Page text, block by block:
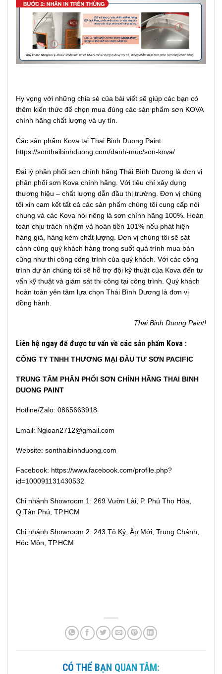
Hy vọng với những chia sẻ của bài viết sẽ giúp các bạn có
thêm kiến thức để chọn mua đúng các sản phẩm sơn KOVA
chính hãng chất lượng và uy tín.
Các sản phẩm Kova tại Thai Binh Duong Paint:
https://sonthaibinhduong.com/danh-muc/son-kova/
Đại lý phân phối sơn chính hãng Thái Bình Dương là đơn vị
phân phối sơn Kova chính hãng. Với tiêu chí xây dựng
thương hiệu – chất lượng dẫn đầu thị trường. Đơn vị chúng
tôi xin cam kết tất cả các sản phẩm chúng tôi cung cấp nói
chung và các Kova nói riêng là sơn chính hãng 100%. Hoàn
toàn chịu trách nhiệm và hoàn tiền 101% nếu phát hiện
hàng giả, hàng kém chất lượng. Đơn vị chúng tôi sẽ sát
cánh cùng quý khách hàng trong suốt quá trình mua bán
cũng như thi công công trình của quý khách. Với các công
trình dự án chúng tôi sẽ hỗ trợ đội kỹ thuật của Kova đến tư
vấn kỹ thuật và giám sát thi công tại công trình. Quý khách
hoàn toàn yên tâm lựa chọn Thái Bình Dương là đơn vị
đồng hành.
Thai Binh Duong Paint!
Liên hệ ngay để được tư vấn về các sản phẩm Kova :
CÔNG TY TNHH THƯƠNG MẠI ĐẦU TƯ SƠN PACIFIC
TRUNG TÂM PHÂN PHỐI SƠN CHÍNH HÃNG THAI BINH
DUONG PAINT
Hotline/Zalo: 0865663918
Email: Ngloan2712@gmail.com
Website: sonthaibinhduong.com
Facebook: https://www.facebook.com/profile.php?
id=100091131430532
Chi nhánh Showroom 1: 269 Vườn Lài, P. Phú Thọ Hòa,
Q.Tân Phú, TP.HCM
Chi nhánh Showroom 2: 243 Tô Ký, Ấp Mới, Trung Chánh,
Hóc Môn, TP.HCM
CÓ THỂ BẠN QUAN TÂM: